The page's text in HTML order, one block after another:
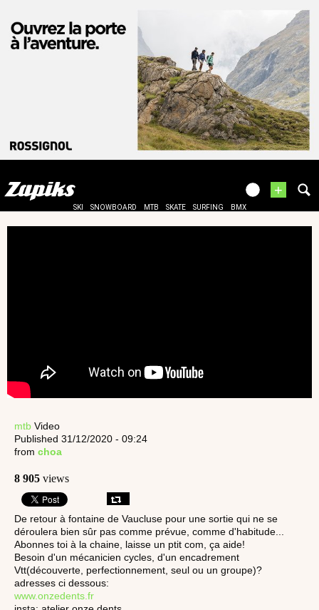
+
SKI SNOWBOARD MTB SKATE SURFING BMX
mtb Video
Published 31/12/2020 - 09:24
from choa
8 905 views
De retour à fontaine de Vaucluse pour une sortie qui ne se
déroulera bien sûr pas comme prévue, comme d'habitude...
Abonnes toi à la chaine, laisse un ptit com, ça aide!
Besoin d'un mécanicien cycles, d'un encadrement
Vtt(découverte, perfectionnement, seul ou un groupe)?
adresses ci dessous:
www.onzedents.fr